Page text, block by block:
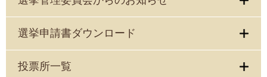
選挙申請書ダウンロード
投票所一覧